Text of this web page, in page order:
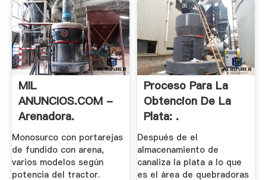
MIL
ANUNCIOS.COM -
Arenadora.
Maquinaria .
Monosurco con portarejas
de fundido con arena,
varios modelos según
potencia del tractor.
Proceso Para La
Obtencion De La
Plata: .
Después de el
almacenamiento de
canaliza la plata a lo que
es el área de quebradoras